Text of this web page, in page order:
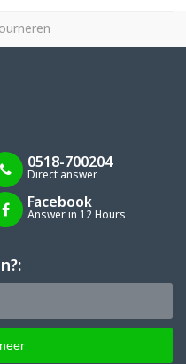
0518-700204
Direct answer
Facebook
Answer in 12 Hours